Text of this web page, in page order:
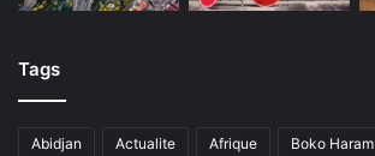
Tags
Abidjan Actualite Afrique Boko Haram